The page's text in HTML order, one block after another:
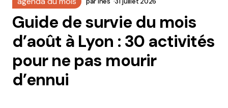
Guide de survie du mois
d’août à Lyon : 30 activités
pour ne pas mourir
d’ennui